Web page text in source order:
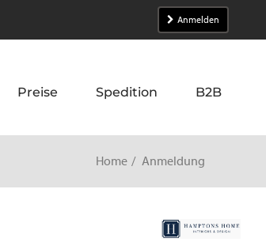
Anmelden
Preise Spedition B2B
Home Anmeldung